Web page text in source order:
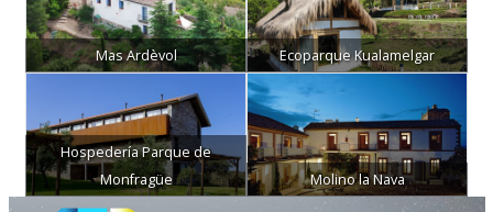
Mas Ardèvol Ecoparque Kualamelgar
Hospedería Parque de
Monfragüe
Molino la Nava